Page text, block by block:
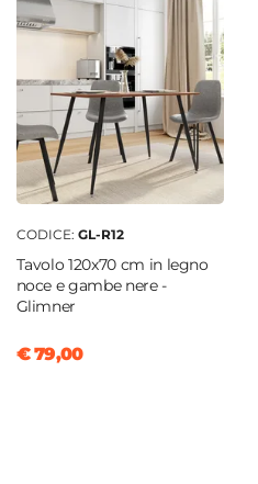
CODICE: GL-R12
Tavolo 120x70 cm in legno
noce e gambe nere -
Glimner
€ 79,00